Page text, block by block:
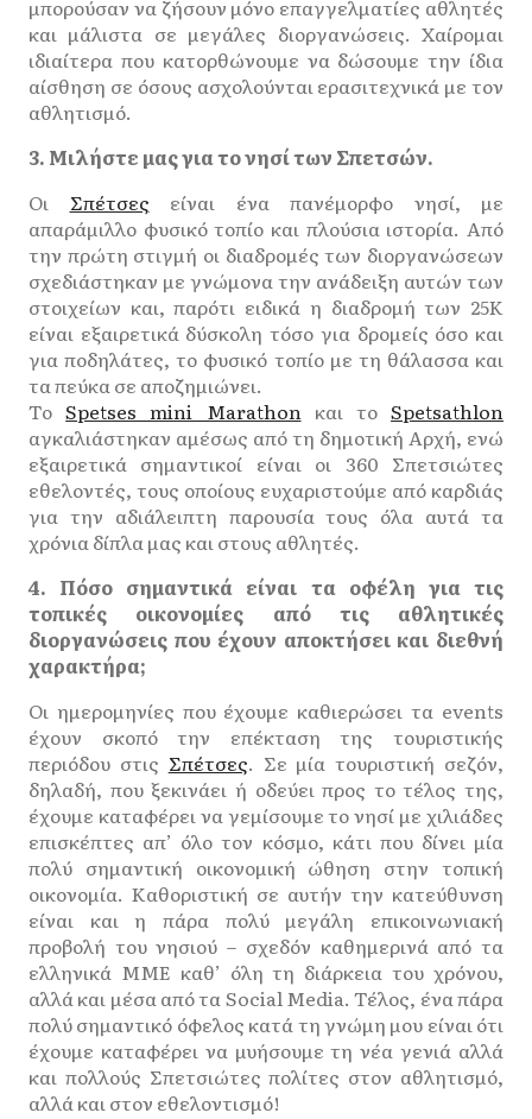
μπορούσαν να ζήσουν μόνο επαγγελματίες αθλητές
και μάλιστα σε μεγάλες διοργανώσεις. Χαίρομαι
ιδιαίτερα που κατορθώνουμε να δώσουμε την ίδια
αίσθηση σε όσους ασχολούνται ερασιτεχνικά με τον
αθλητισμό.
3. Μιλήστε μας για το νησί των Σπετσών.
Οι Σπέτσες είναι ένα πανέμορφο νησί, με
απαράμιλλο φυσικό τοπίο και πλούσια ιστορία. Από
την πρώτη στιγμή οι διαδρομές των διοργανώσεων
σχεδιάστηκαν με γνώμονα την ανάδειξη αυτών των
στοιχείων και, παρότι ειδικά η διαδρομή των 25Κ
είναι εξαιρετικά δύσκολη τόσο για δρομείς όσο και
για ποδηλάτες, το φυσικό τοπίο με τη θάλασσα και
τα πεύκα σε αποζημιώνει.
ΤοSpetses mini Marathonκαι τοSpetsathlon
αγκαλιάστηκαν αμέσως από τη δημοτική Αρχή, ενώ
εξαιρετικά σημαντικοί είναι οι 360 Σπετσιώτες
εθελοντές, τους οποίους ευχαριστούμε από καρδιάς
για την αδιάλειπτη παρουσία τους όλα αυτά τα
χρόνια δίπλα μας και στους αθλητές.
4. Πόσο σημαντικά είναι τα οφέλη για τις
τοπικές οικονομίες από τις αθλητικές
διοργανώσεις που έχουν αποκτήσει και διεθνή
χαρακτήρα;
Οι ημερομηνίες που έχουμε καθιερώσει τα events
έχουν σκοπό την επέκταση της τουριστικής
περιόδου στις Σπέτσες. Σε μία τουριστική σεζόν,
δηλαδή, που ξεκινάει ή οδεύει προς το τέλος της,
έχουμε καταφέρει να γεμίσουμε το νησί με χιλιάδες
επισκέπτες απ’ όλο τον κόσμο, κάτι που δίνει μία
πολύ σημαντική οικονομική ώθηση στην τοπική
οικονομία. Καθοριστική σε αυτήν την κατεύθυνση
είναι και η πάρα πολύ μεγάλη επικοινωνιακή
προβολή του νησιού – σχεδόν καθημερινά από τα
ελληνικά ΜΜΕ καθ’ όλη τη διάρκεια του χρόνου,
αλλά και μέσα από τα Social Media. Τέλος, ένα πάρα
πολύ σημαντικό όφελος κατά τη γνώμη μου είναι ότι
έχουμε καταφέρει να μυήσουμε τη νέα γενιά αλλά
και πολλούς Σπετσιώτες πολίτες στον αθλητισμό,
αλλά και στον εθελοντισμό!